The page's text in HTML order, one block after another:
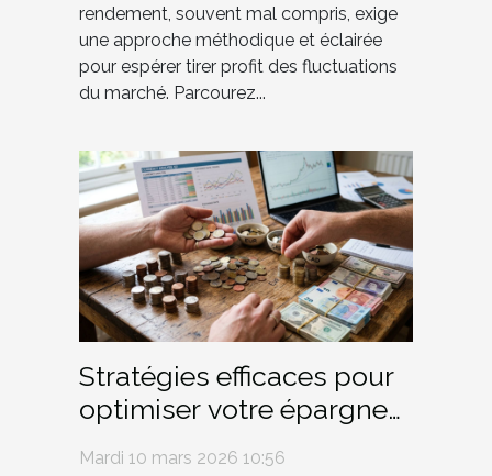
rendement, souvent mal compris, exige
une approche méthodique et éclairée
pour espérer tirer profit des fluctuations
du marché. Parcourez...
Stratégies efficaces pour
optimiser votre épargne
Mardi 10 mars 2026 10:56